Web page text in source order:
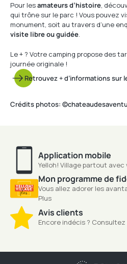
Pour lesamateurs d’histoire,
qui trône sur le parc ! Vous pouvez
monument, soit au travers d’une
visite libre ou guidée.
Le + ? Votre camping propose des
journée originale !
Retrouvez + d’informations sur
Crédits photos:
Application mobile
Yelloh! Village partout avec
Mon programme de
Vous allez adorer les
Plus
Avis clients
Encore indécis ?